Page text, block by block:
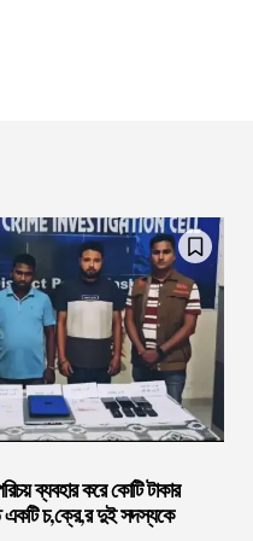
ব্যবহার করে কোটি টাকার
একটি চ,ক্রে,র দুই সদস্যকে